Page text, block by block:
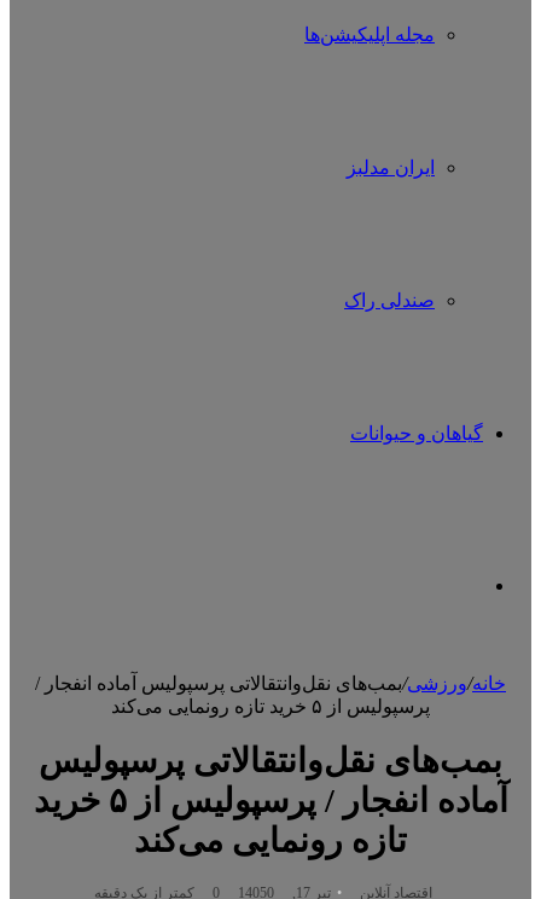
مجله اپلیکیشن‌ها
ایران مدلبز
صندلی راک
گیاهان و حیوانات
خانه/ورزشی/بمب‌های نقل‌وانتقالاتی پرسپولیس آماده انفجار /
پرسپولیس از ۵ خرید تازه رونمایی می‌کند
بمب‌های نقل‌وانتقالاتی پرسپولیس
آماده انفجار / پرسپولیس از ۵ خرید
تازه رونمایی می‌کند
اقتصاد آنلاین تیر 17, 1405 0 کمتر از یک دقیقه